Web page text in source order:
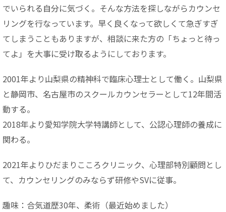
でいられる自分に気づく。そんな方法を探しながらカウンセ
リングを行なっています。早く良くなって欲しくて急ぎすぎ
てしまうこともありますが、相談に来た方の「ちょっと待っ
てよ」を大事に受け取るようにしております。
2001年より山梨県の精神科で臨床心理士として働く。山梨県
と静岡市、名古屋市のスクールカウンセラーとして12年間活
動する。
2018年より愛知学院大学特講師として、公認心理師の養成に
関わる。
2021年よりひだまりこころクリニック、心理部特別顧問とし
て、カウンセリングのみならず研修やSVに従事。
趣味：合気道歴30年、柔術（最近始めました）